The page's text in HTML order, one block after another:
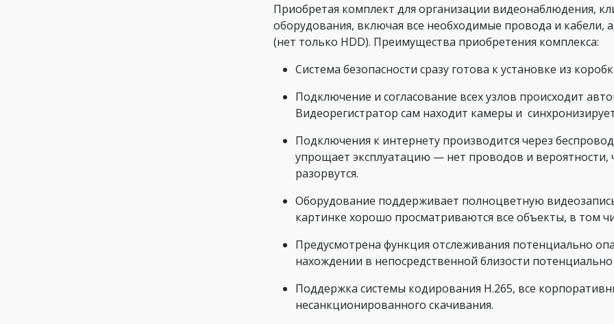
Приобретая комплект для организации видеонаблюдения,
оборудования, включая все необходимые провода и
(нет только HDD). Преимущества приобретения комплекса:
Система безопасности сразу готова к установке из
Подключение и согласование всех узлов происходит
Видеорегистратор сам находит камеры и
Подключения к интернету производится через
упрощает эксплуатацию — нет проводов и вероятности,
разорвутся.
Оборудование поддерживает полноцветную
картинке хорошо просматриваются все объекты, в том
Предусмотрена функция отслеживания потенциально
нахождении в непосредственной близости
Поддержка системы кодирования H.265, все
несанкционированного скачивания.